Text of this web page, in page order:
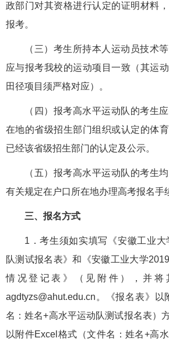
政部门对其资格进行认定的证明材料
报考。
（三）考生所持本人运动员技术
应与报考我校的运动项目一致（其运
田径项目须严格对应）。
（四）报考高水平运动队的考生
在地的省级招生部门组织或认定的体
已经该省级招生部门的认定及公示。
（五）报考高水平运动队的考生
有关规定在户口所在地办理高考报名手
三、报名方式
1．考生须如实填写《安徽工业
队测试报名表》和《安徽工业大学
情况登记表》（见附件），并将
agdtyzs@ahut.edu.cn。《报名表》
名：姓名+高水平运动队测试报名表）
以附件Excel格式（文件名：姓名+高